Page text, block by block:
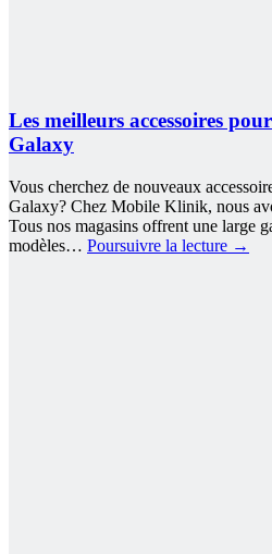
Les meilleurs accessoires
Galaxy
Vous cherchez de nouveaux
Galaxy? Chez Mobile Klinik, nous
Tous nos magasins offrent une large
modèles… Poursuivre la lecture →